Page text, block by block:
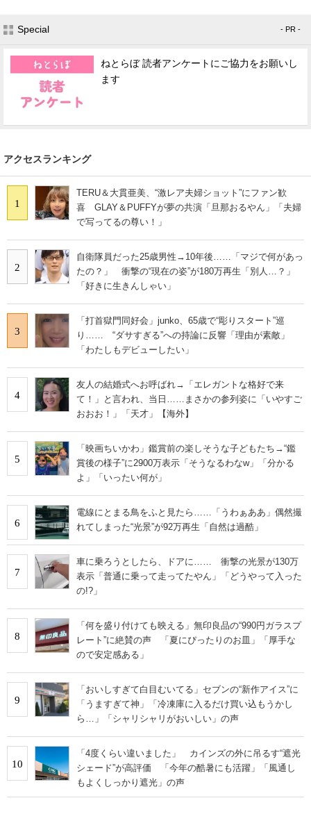
Special - PR -
ねとらぼ 読者アンケートにご協力をお願いし
ます
アクセスランキング
1
TERU＆大貫亜美、“激レア夫婦ショット”にファン歓
喜 GLAY＆PUFFYが夢の共演「旦那おるやん」「夫婦
で写ってるの尊い！」
2
自衛隊員だった25歳男性→10年後……「マジで何があっ
たの？」 衝撃の“現在の姿”が180万再生「別人…？」
「好きに生きんしゃい」
3
「打首獄門同好会」junko、65歳で“彫りスタート”巡
り…… “ダサすぎる”への持論に反響「理由が素敵」
「わたしもデビューしたい」
4
友人の結婚式へお呼ばれ→「エレガントな格好で来
て！」と言われ、当日……まさかの参列姿に「いやすご
おおお！」「天才」【海外】
5
「映画ちいかわ」鑑賞前の楽しそうな子どもたち→“鑑
賞後の様子”に2900万表示「そうなるわなw」「分かる
よ」「いったい何が」
6
電線にとまる鳥をふと見たら……「うわぁああ」偶然撮
れてしまった“光景”が92万再生「自然は過酷」
7
車に乗ろうとしたら、ドアに…… 衝撃の光景が130万
表示「普通に乗って走ってたやん」「どうやって入った
の!?」
8
「何を盛り付けても映える」無印良品の“990円ガラスプ
レート”に絶賛の声 「夏にぴったりのお皿」「厚手な
ので安定感ある」
9
「おいしすぎて白目むいてる」セブンの“新作アイス”に
「うますぎて神」「冷凍庫に入るだけ買い込もうかし
ら…」「シャリシャリがおいしい」の声
10
「4度くらい違いました」 カインズの外に吊るす“遮光
シェード”が高評価 「今年の酷暑にも活躍」「風通し
もよくしっかり遮光」の声